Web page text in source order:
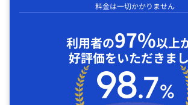
料金は一切かかりません
利用者の97%以上
好評価をいただきま